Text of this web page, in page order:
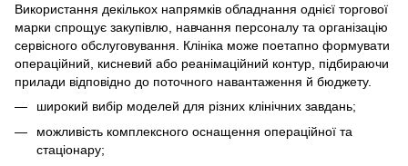
Використання декількох напрямків обладнання однієї торгової
марки спрощує закупівлю, навчання персоналу та організацію
сервісного обслуговування. Клініка може поетапно формувати
операційний, кисневий або реанімаційний контур, підбираючи
прилади відповідно до поточного навантаження й бюджету.
широкий вибір моделей для різних клінічних завдань;
можливість комплексного оснащення операційної та
стаціонару;